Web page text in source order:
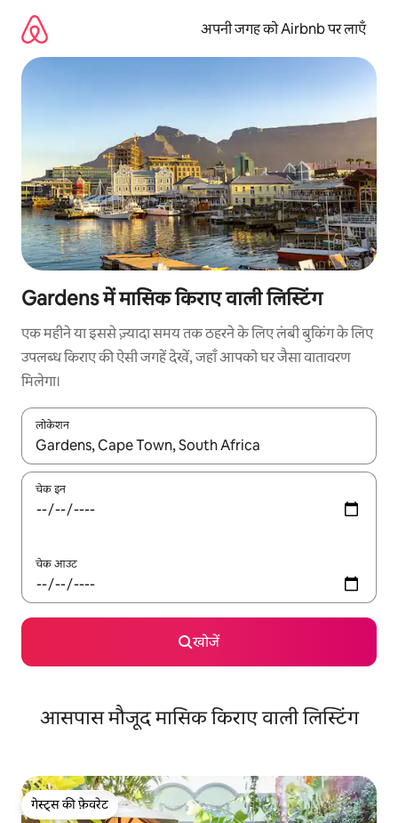
छोड़कर
सीधा
कॉन्टेंट
अपनी जगह को Airbnb पर लाएँ
Gardens में मासिक किराए वाली लिस्टिंग
एक महीने या इससे ज़्यादा समय तक ठहरने के लिए लंबी बुकिंग के लिए
उपलब्ध किराए की ऐसी जगहें देखें, जहाँ आपको घर जैसा वातावरण
मिलेगा।
लोकेशन
नतीजों के उपलब्ध होने पर, अप और डाउन 'ऐरो की' का इस्तेमाल करके नेविगेट
चेक इन
चेक आउट
खोजें
आसपास मौजूद मासिक किराए वाली लिस्टिंग
गेस्ट्स की फ़ेवरेट
गेस्ट्स की फ़ेवरेट